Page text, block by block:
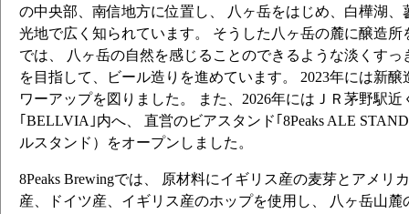
の中央部、南信地方に位置し、 八ヶ岳をはじめ、白樺湖、
光地で広く知られています。 そうした八ヶ岳の麓に醸造所
では、 八ヶ岳の自然を感じることのできるような淡くす
を目指して、ビール造りを進めています。 2023年には新
ワーアップを図りました。 また、2026年にはＪＲ茅野駅近
｢BELLVIA｣内へ、 直営のビアスタンド｢8Peaks ALE
ルスタンド）をオープンしました。
8Peaks Brewingでは、 原材料にイギリス産の麦芽とアメリ
産、ドイツ産、イギリス産のホップを使用し、 八ヶ岳山